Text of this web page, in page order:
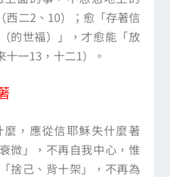
西二2、10）；愈「存著信
的世福）」，才愈能「放
一13，十二1）。
，應從信耶穌失什麼著
微」，不再自我中心，惟
捨己、背十架」，不再為